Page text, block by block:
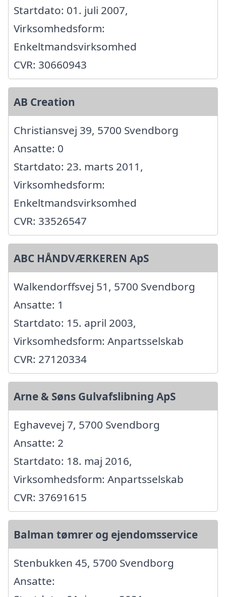
Startdato: 01. juli 2007,
Virksomhedsform:
Enkeltmandsvirksomhed
CVR: 30660943
AB Creation
Christiansvej 39, 5700 Svendborg
Ansatte: 0
Startdato: 23. marts 2011,
Virksomhedsform:
Enkeltmandsvirksomhed
CVR: 33526547
ABC HÅNDVÆRKEREN ApS
Walkendorffsvej 51, 5700 Svendborg
Ansatte: 1
Startdato: 15. april 2003,
Virksomhedsform: Anpartsselskab
CVR: 27120334
Arne & Søns Gulvafslibning ApS
Eghavevej 7, 5700 Svendborg
Ansatte: 2
Startdato: 18. maj 2016,
Virksomhedsform: Anpartsselskab
CVR: 37691615
Balman tømrer og ejendomsservice
Stenbukken 45, 5700 Svendborg
Ansatte: